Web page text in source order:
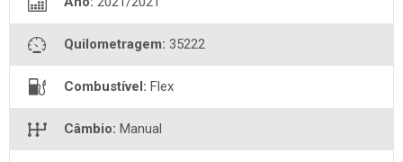
Quilometragem: 35222
Combustível: Flex
Câmbio: Manual